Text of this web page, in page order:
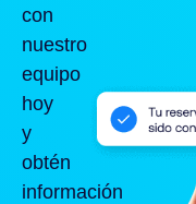
con
nuestro
equipo
hoy
y
obtén
información